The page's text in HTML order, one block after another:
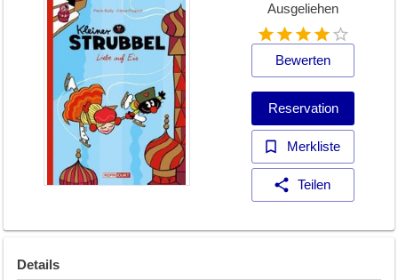
Ausgeliehen
Bewerten
Reservation
Merkliste
Teilen
Details